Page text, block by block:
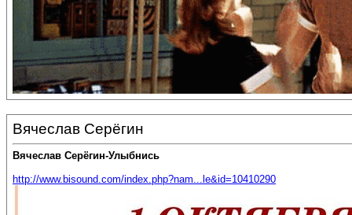
Вячеслав Серёгин
Вячеслав Серёгин-Улыбнись
http://www.bisound.com/index.php?nam...le&id=10410290